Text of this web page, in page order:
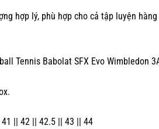
hợp lý, phù hợp cho cả tập luyện
Tennis Babolat SFX Evo Wimbledon
|| 42 || 42.5 || 43 || 44